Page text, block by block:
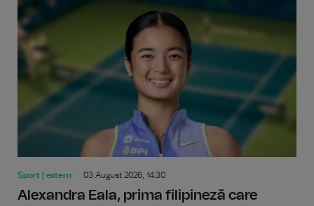
Sport | extern 03 August 2026, 14:30
Alexandra Eala, prima filipineză care